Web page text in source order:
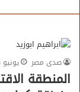
صدى مصر
يونيو 14, 2022
المنطقة